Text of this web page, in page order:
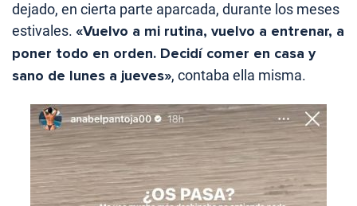
dejado, en cierta parte aparcada, durante los meses
estivales. «Vuelvo a mi rutina, vuelvo a entrenar, a
poner todo en orden. Decidí comer en casa y
sano de lunes a jueves», contaba ella misma.